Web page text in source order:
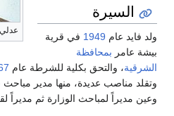
عدلي
السيرة
ولد فايد عام 1949 في قرية
بيشة عامر بمحافظة
الشرقية، والتحق بكلية للشرطة عام
وتقلد مناصب عديدة، منها مدير مباحث
وعين مديراً لمباحث الوزارة ثم مديراً